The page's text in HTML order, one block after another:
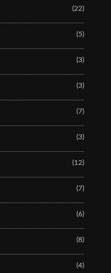
(22)
(5)
(3)
(3)
(7)
(3)
(12)
(7)
(6)
(8)
(4)